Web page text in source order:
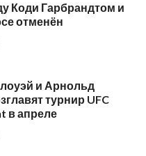
Коди Гарбрандтом и
отменён
и Арнольд
турнир UFC
в апреле